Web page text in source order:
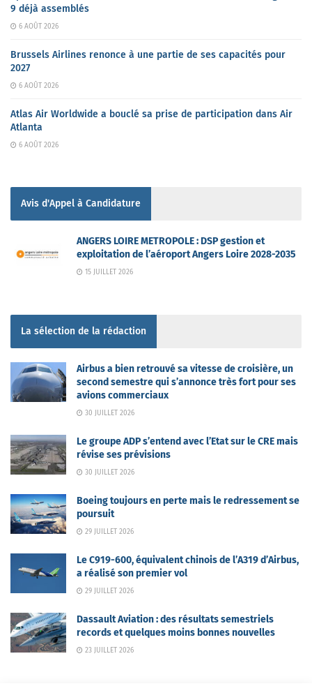
9 déjà assemblés
6 AOÛT 2026
Brussels Airlines renonce à une partie de ses capacités pour
2027
6 AOÛT 2026
Atlas Air Worldwide a bouclé sa prise de participation dans Air
Atlanta
6 AOÛT 2026
Avis d'Appel à Candidature
ANGERS LOIRE METROPOLE : DSP gestion et
exploitation de l’aéroport Angers Loire 2028-2035
15 JUILLET 2026
La sélection de la rédaction
Airbus a bien retrouvé sa vitesse de croisière, un
second semestre qui s’annonce très fort pour ses
avions commerciaux
30 JUILLET 2026
Le groupe ADP s’entend avec l’Etat sur le CRE mais
révise ses prévisions
30 JUILLET 2026
Boeing toujours en perte mais le redressement se
poursuit
29 JUILLET 2026
Le C919-600, équivalent chinois de l’A319 d’Airbus,
a réalisé son premier vol
29 JUILLET 2026
Dassault Aviation : des résultats semestriels
records et quelques moins bonnes nouvelles
23 JUILLET 2026